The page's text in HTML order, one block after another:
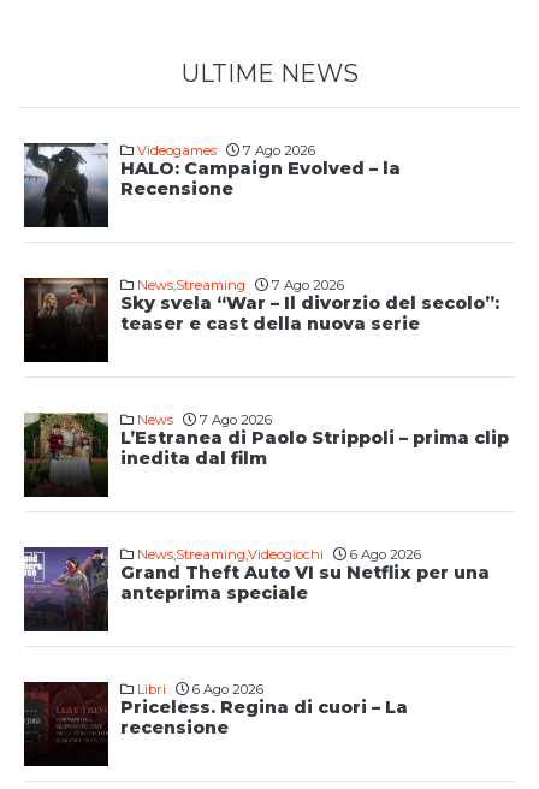
ULTIME NEWS
Videogames 7 Ago 2026
HALO: Campaign Evolved – la
Recensione
News,Streaming 7 Ago 2026
Sky svela “War – Il divorzio del secolo”:
teaser e cast della nuova serie
News 7 Ago 2026
L’Estranea di Paolo Strippoli – prima clip
inedita dal film
News,Streaming,Videogiochi 6 Ago 2026
Grand Theft Auto VI su Netflix per una
anteprima speciale
Libri 6 Ago 2026
Priceless. Regina di cuori – La
recensione